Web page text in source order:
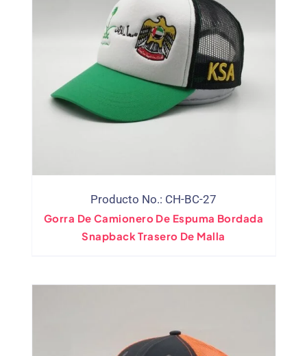
Producto No.: CH-BC-27
Gorra De Camionero De Espuma Bordada
Snapback Trasero De Malla